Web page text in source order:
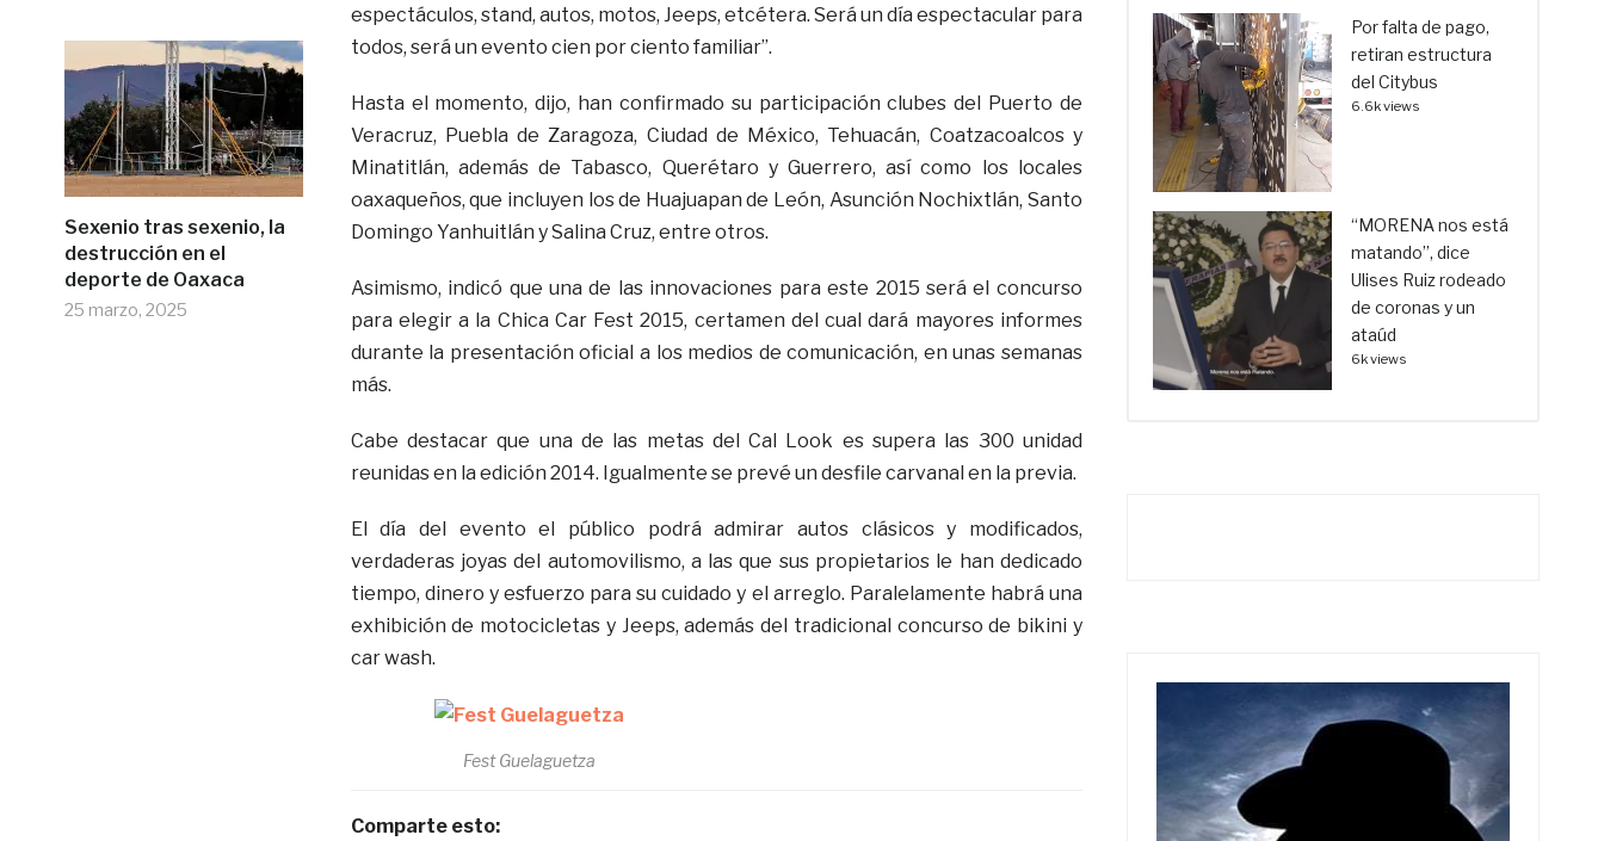
Sexenio tras sexenio, la
destrucción en el
deporte de Oaxaca
25 marzo, 2025
espectáculos, stand, autos, motos, Jeeps, etcétera. Será un día espectacular para
todos, será un evento cien por ciento familiar”.
Hasta el momento, dijo, han confirmado su participación clubes del Puerto de
Veracruz, Puebla de Zaragoza, Ciudad de México, Tehuacán, Coatzacoalcos y
Minatitlán, además de Tabasco, Querétaro y Guerrero, así como los locales
oaxaqueños, que incluyen los de Huajuapan de León, Asunción Nochixtlán, Santo
Domingo Yanhuitlán y Salina Cruz, entre otros.
Asimismo, indicó que una de las innovaciones para este 2015 será el concurso
para elegir a la Chica Car Fest 2015, certamen del cual dará mayores informes
durante la presentación oficial a los medios de comunicación, en unas semanas
más.
Cabe destacar que una de las metas del Cal Look es supera las 300 unidad
reunidas en la edición 2014. Igualmente se prevé un desfile carvanal en la previa.
El día del evento el público podrá admirar autos clásicos y modificados,
verdaderas joyas del automovilismo, a las que sus propietarios le han dedicado
tiempo, dinero y esfuerzo para su cuidado y el arreglo. Paralelamente habrá una
exhibición de motocicletas y Jeeps, además del tradicional concurso de bikini y
car wash.
Fest Guelaguetza
Comparte esto:
Por falta de pago,
retiran estructura
del Citybus
6.6k views
“MORENA nos está
matando”, dice
Ulises Ruiz rodeado
de coronas y un
ataúd
6k views